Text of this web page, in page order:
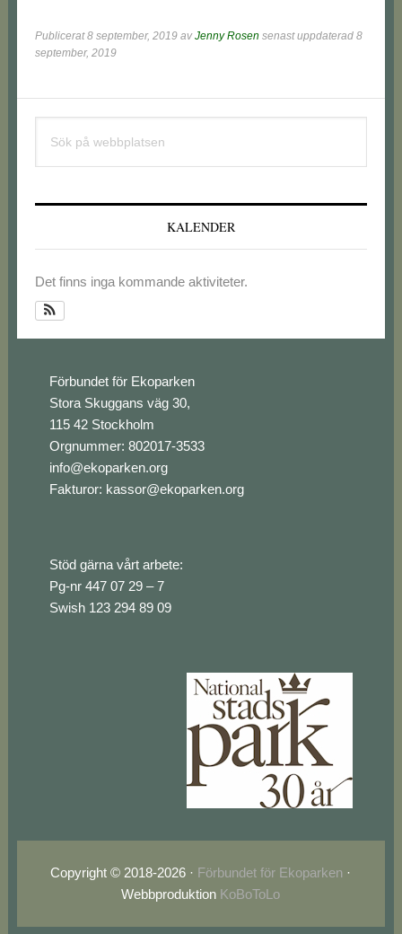
Publicerat8 september, 2019avJenny Rosen senast uppdaterad 8
september, 2019
Primärt
sidofält
webbplatsen
KALENDER
Det finns inga kommande aktiviteter.
Footer
Förbundet för Ekoparken
Stora Skuggans väg 30,
115 42 Stockholm
Orgnummer: 802017-3533
info@ekoparken.org
Fakturor: kassor@ekoparken.org
Stöd gärna vårt arbete:
Pg-nr 447 07 29 – 7
Swish 123 294 89 09
Copyright © 2018-2026 · Förbundet för Ekoparken ·
Webbproduktion KoBoToLo